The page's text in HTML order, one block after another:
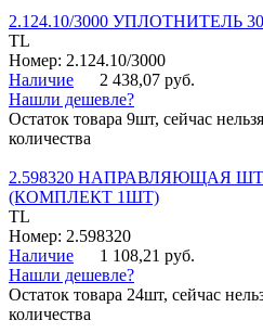
2.124.10/3000 УПЛОТНИТЕЛЬ
TL
Номер: 2.124.10/3000
Наличие
2 438,07 руб.
Нашли дешевле?
Остаток товара 9шт, сейчас
количества
2.598320 НАПРАВЛЯЮЩАЯ
(КОМПЛЕКТ 1ШТ)
TL
Номер: 2.598320
Наличие
1 108,21 руб.
Нашли дешевле?
Остаток товара 24шт, сейчас
количества